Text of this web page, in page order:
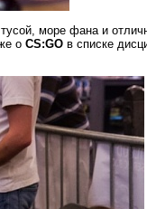
море фана и
же оCS:GO в списке